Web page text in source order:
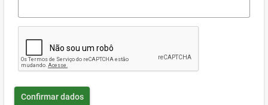
Confirmar dados